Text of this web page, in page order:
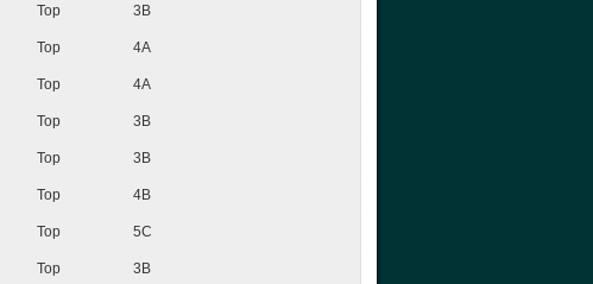
Top 3B
Top 4A
Top 4A
Top 3B
Top 3B
Top 4B
Top 5C
Top 3B